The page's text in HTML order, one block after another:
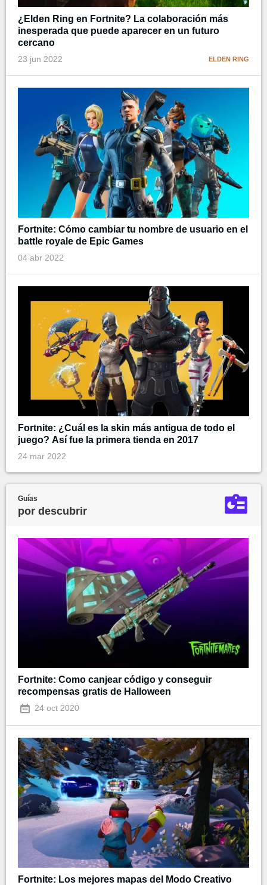
¿Elden Ring en Fortnite? La colaboración más
inesperada que puede aparecer en un futuro
cercano
23 jun 2022 ELDEN RING
Fortnite: Cómo cambiar tu nombre de usuario en el
battle royale de Epic Games
04 abr 2022
Fortnite: ¿Cuál es la skin más antigua de todo el
juego? Así fue la primera tienda en 2017
24 mar 2022
Guías
por descubrir
Fortnite: Como canjear código y conseguir
recompensas gratis de Halloween
24 oct 2020
Fortnite: Los mejores mapas del Modo Creativo